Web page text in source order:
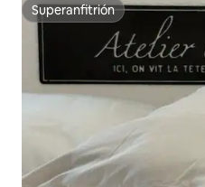
Superanfitrión
Superanfitrión